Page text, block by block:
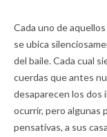
Cada uno de
se ubica
del baile. Cada cual
cuerdas que antes
desaparecen los dos
ocurrir, pero algunas
pensativas, a sus